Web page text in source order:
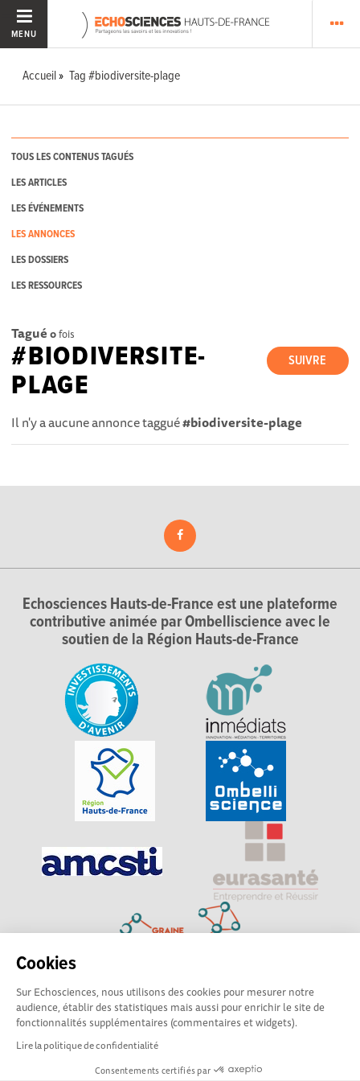
Cookies
Sur Echosciences, nous utilisons des cookies pour mesurer notre
audience, établir des statistiques mais aussi pour enrichir le site de
fonctionnalités supplémentaires (commentaires et widgets).
Lire la politique de confidentialité
Consentements certifiés par
MENU
Accueil Tag #biodiversite-plage
TOUS LES CONTENUS TAGUÉS
LES ARTICLES
LES ÉVÉNEMENTS
LES ANNONCES
LES DOSSIERS
LES RESSOURCES
Tagué 0fois
SUIVRE
#BIODIVERSITE-
PLAGE
Il n'y a aucune annonce taggué#biodiversite-plage
Echosciences Hauts-de-France est une plateforme
contributive animée par Ombelliscience avec le
soutien de la Région Hauts-de-France
Explorer, s’exprimer, rentrer en contact : Echosciences
Hauts-de-France est le réseau social des amateurs de
sciences et de technologies du territoire
Mentions légales|Politique de confidentialité